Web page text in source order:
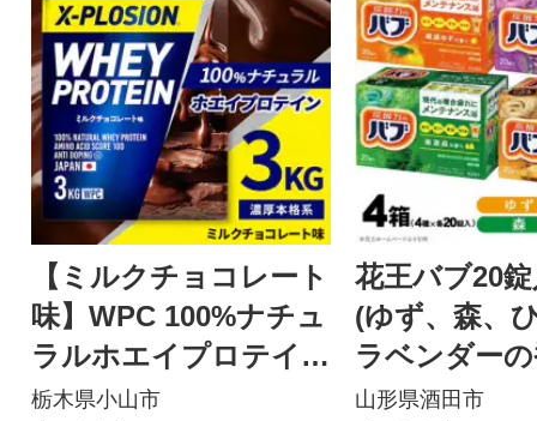
【ミルクチョコレート
味】WPC 100%ナチュ
ラルホエイプロテイン
3kg
栃木県小山市
花王バブ20
(ゆず、森、
ラベンダー
山形県酒田市